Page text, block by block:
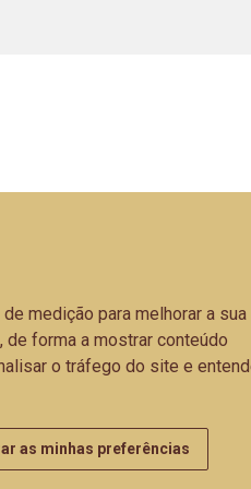
medição para melhorar a sua
forma a mostrar conteúdo
o tráfego do site e
as minhas preferências
Luna
Oslo
Complementos